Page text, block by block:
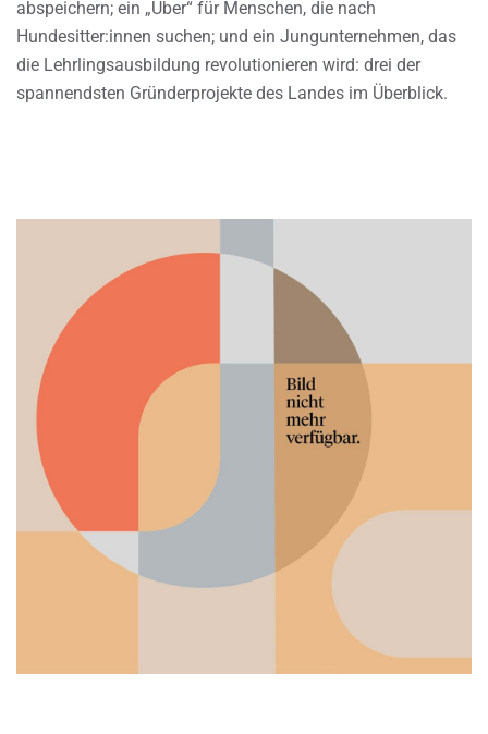
abspeichern; ein „Uber“ für Menschen, die nach
Hundesitter:innen suchen; und ein Jungunternehmen, das
die Lehrlingsausbildung revolutionieren wird: drei der
spannendsten Gründerprojekte des Landes im Überblick.